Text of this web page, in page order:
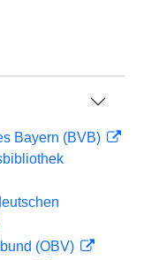
Bayern (BVB)
(OBV)